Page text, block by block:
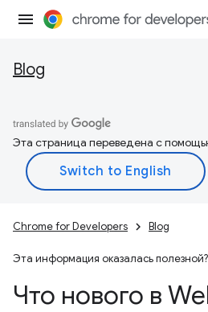
Blog
Эта страница переведена с
Chrome for Developers Blog
Эта информация оказалась полезной?
Что нового в